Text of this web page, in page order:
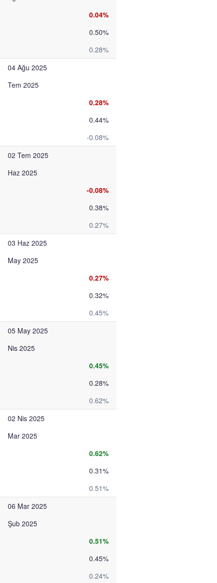
0.04%
0.50%
0.28%
04 Ağu 2025
Tem 2025
0.28%
0.44%
-0.08%
02 Tem 2025
Haz 2025
-0.08%
0.38%
0.27%
03 Haz 2025
May 2025
0.27%
0.32%
0.45%
05 May 2025
Nis 2025
0.45%
0.28%
0.62%
02 Nis 2025
Mar 2025
0.62%
0.31%
0.51%
06 Mar 2025
Şub 2025
0.51%
0.45%
0.24%